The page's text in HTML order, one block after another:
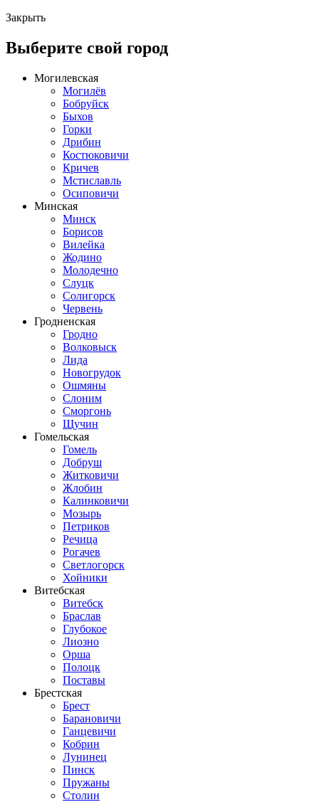
Закрыть
Выберите свой город
Могилевская
Могилёв
Бобруйск
Быхов
Горки
Дрибин
Костюковичи
Кричев
Мстиславль
Осиповичи
Минская
Минск
Борисов
Вилейка
Жодино
Молодечно
Слуцк
Солигорск
Червень
Гродненская
Гродно
Волковыск
Лида
Новогрудок
Ошмяны
Слоним
Сморгонь
Щучин
Гомельская
Гомель
Добруш
Житковичи
Жлобин
Калинковичи
Мозырь
Петриков
Речица
Рогачев
Светлогорск
Хойники
Витебская
Витебск
Браслав
Глубокое
Лиозно
Орша
Полоцк
Поставы
Брестская
Брест
Барановичи
Ганцевичи
Кобрин
Лунинец
Пинск
Пружаны
Столин